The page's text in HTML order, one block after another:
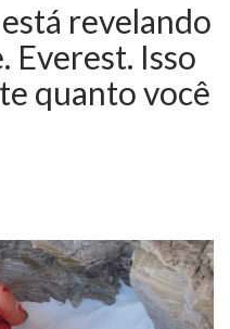
revelando
Everest. Isso
quanto você